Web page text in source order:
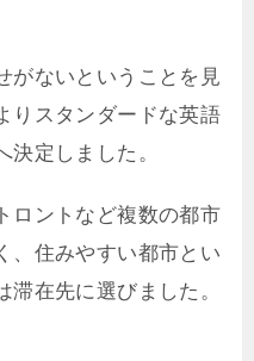
がないということを見
りスタンダードな英語
定しました。
ロントなど複数の都市
、住みやすい都市とい
在先に選びました。